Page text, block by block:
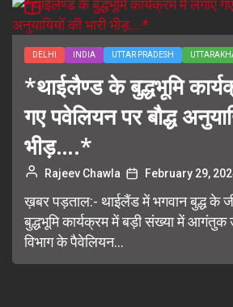
DELHI INDIA UTTAR PRADESH
*थाईलैण्ड के बुद्धभूमि
गए पवेलियन पर बौद्ध
भीड़….*
Rajeev Chawla February 29,
ख़बर पड़ताल:- थाईलैंड में भगवान बुद्ध के
बुद्धभूमि कार्यक्रम में बड़ी संख्या में आगंतुक
विभाग के पैवेलियन...